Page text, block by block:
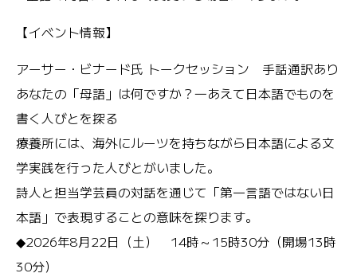
【イベント情報】
アーサー・ビナード氏 トークセッション 手話通訳あり
あなたの「母語」は何ですか？―あえて日本語でものを
書く人びとを探る
療養所には、海外にルーツを持ちながら日本語による文
学実践を行った人びとがいました。
詩人と担当学芸員の対話を通じて「第一言語ではない日
本語」で表現することの意味を探ります。
◆2026年8月22日（土） 14時～15時30分（開場13時
30分）